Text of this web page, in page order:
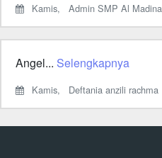
Kamis, Admin SMP Al Madina
Angel... Selengkapnya
Kamis, Deftania anzili rachma